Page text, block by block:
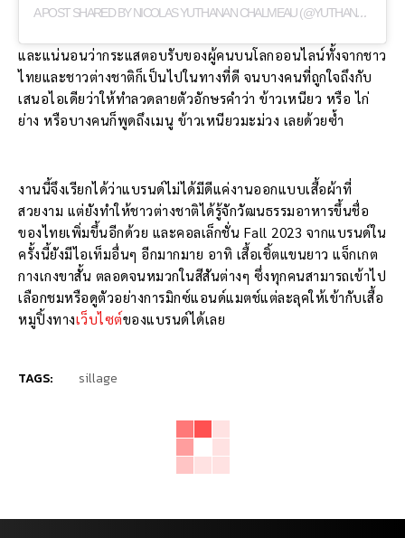
A
POST SHARED BY NICOLAS YUTHANAN CHALMEAU (@YUTHANAN__)
และแน่นอนว่ากระแสตอบรับของผู้คนบนโลกออนไลน์ทั้งจากชาว
ไทยและชาวต่างชาติก็เป็นไปในทางที่ดี จนบางคนที่ถูกใจถึงกับ
เสนอไอเดียว่าให้ทำลวดลายตัวอักษรคำว่า ข้าวเหนียว หรือ ไก่
ย่าง หรือบางคนก็พูดถึงเมนู ข้าวเหนียวมะม่วง เลยด้วยซ้ำ
งานนี้จึงเรียกได้ว่าแบรนด์ไม่ได้มีดีแค่งานออกแบบเสื้อผ้าที่
สวยงาม แต่ยังทำให้ชาวต่างชาติได้รู้จักวัฒนธรรมอาหารขึ้นชื่อ
ของไทยเพิ่มขึ้นอีกด้วย และคอลเล็กชั่น Fall 2023 จากแบรนด์ใน
ครั้งนี้ยังมีไอเท็มอื่นๆ อีกมากมาย อาทิ เสื้อเชิ้ตแขนยาว แจ็กเกต
กางเกงขาสั้น ตลอดจนหมวกในสีสันต่างๆ ซึ่งทุกคนสามารถเข้าไป
เลือกชมหรือดูตัวอย่างการมิกซ์แอนด์แมตช์แต่ละลุคให้เข้ากับเสื้อ
หมูปิ้งทางเว็บไซต์ของแบรนด์ได้เลย
TAGS: sillage